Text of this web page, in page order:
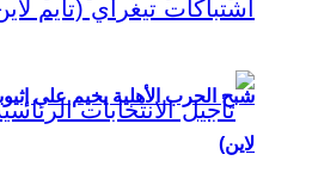
شبح الحرب الأهلية يخيم على
لاين)